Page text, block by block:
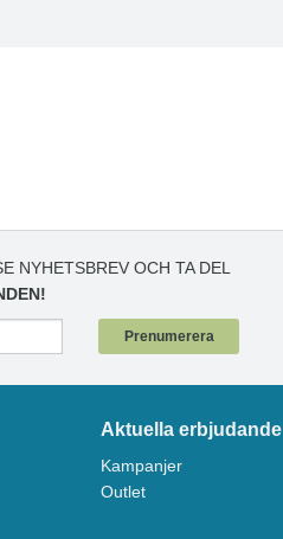
NYHETSBREV OCH TA DEL
Prenumerera
Aktuella erbjudande
Kampanjer
Outlet